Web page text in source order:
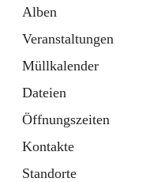
Alben
Veranstaltungen
Müllkalender
Dateien
Öffnungszeiten
Kontakte
Standorte